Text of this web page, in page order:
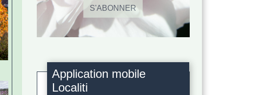
S'ABONNER
Application mobile
Localiti